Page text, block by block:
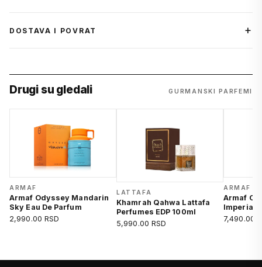
DOSTAVA I POVRAT
Drugi su gledali GURMANSKI PARFEMI
ARMAF
Armaf Odyssey Mandarin
Sky Eau De Parfum
2,990.00 RSD
LATTAFA
Khamrah Qahwa Lattafa
Perfumes EDP 100ml
5,990.00 RSD
ARMAF
Armaf
Imperiale
7,490.00